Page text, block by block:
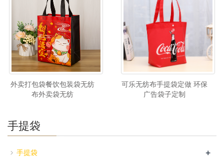
外卖打包袋餐饮包装袋无纺
布外卖袋无纺
可乐无纺布手提袋定做 环保
广告袋子定制
手提袋
手提袋 +